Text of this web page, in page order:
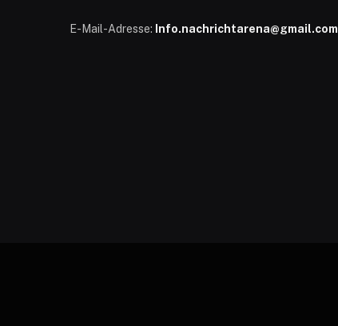
E-Mail-Adresse: Info.nachrichtarena@gmail.com